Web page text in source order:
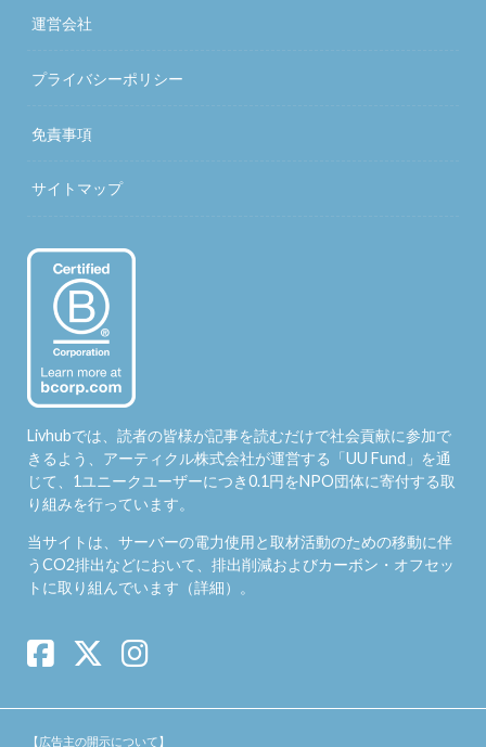
運営会社
プライバシーポリシー
免責事項
サイトマップ
Livhubでは、読者の皆様が記事を読むだけで社会貢献に参加で
きるよう、アーティクル株式会社が運営する「UU Fund 」を通
じて、1ユニークユーザーにつき0.1円をNPO団体に寄付する取
り組みを行っています。
当サイトは、サーバーの電力使用と取材活動のための移動に伴
うCO2排出などにおいて、排出削減およびカーボン・オフセッ
トに取り組んでいます（詳細）。
【広告主の開示について】